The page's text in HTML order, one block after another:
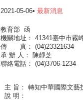
2021-05-06• 最新消息
教育部 函
機關地址： 41341臺中市霧
傳 真： (04)23321634
承 辦 人： 陳靜芝
聯絡電話： (04)3706-1234
主 旨： 轉知中華國際文藝
說 明：